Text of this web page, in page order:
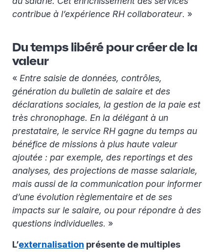
contribue à l’expérience RH collaborateur. »
Du temps libéré pour créer de la
valeur
« Entre saisie de données, contrôles,
génération du bulletin de salaire et des
déclarations sociales, la gestion de la paie est
très chronophage. En la délégant à un
prestataire, le service RH gagne du temps au
bénéfice de missions à plus haute valeur
ajoutée : par exemple, des reportings et des
analyses, des projections de masse salariale,
mais aussi de la communication pour informer
d’une évolution règlementaire et de ses
impacts sur le salaire, ou pour répondre à des
questions individuelles. »
L’externalisation présente de multiples